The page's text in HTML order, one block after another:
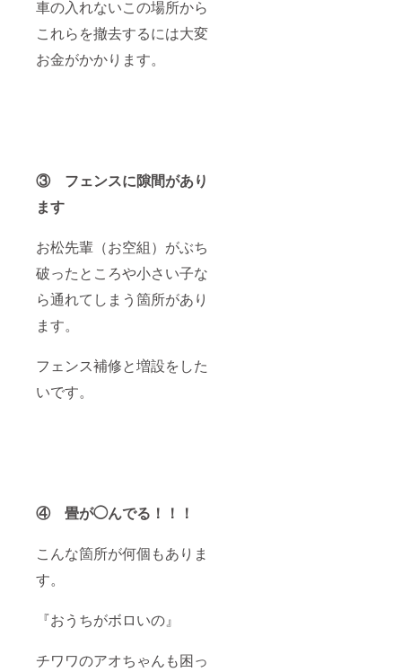
車の入れないこの場所から
これらを撤去するには大変
お金がかかります。
③
フェンスに隙間があり
ます
お松先輩（お空組）がぶち
破ったところや小さい子な
ら通れてしまう箇所があり
ます。
フェンス補修と増設をした
いです。
④ 畳が◯んでる！！！
こんな箇所が何個もありま
す。
『おうちがボロいの』
チワワのアオちゃんも困っ